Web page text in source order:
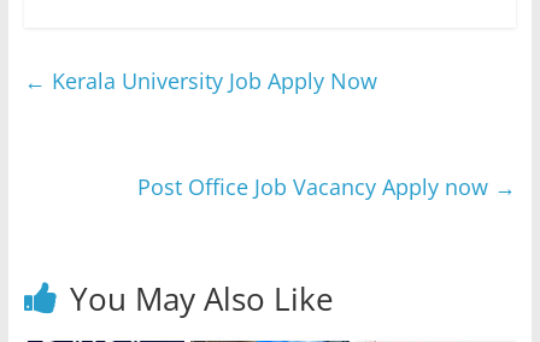
← Kerala University Job Apply Now
Post Office Job Vacancy Apply now →
You May Also Like